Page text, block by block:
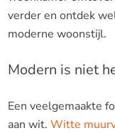
verder en ontdek
moderne woonstijl.
Modern is niet
Een veelgemaakte
aan wit. Witte